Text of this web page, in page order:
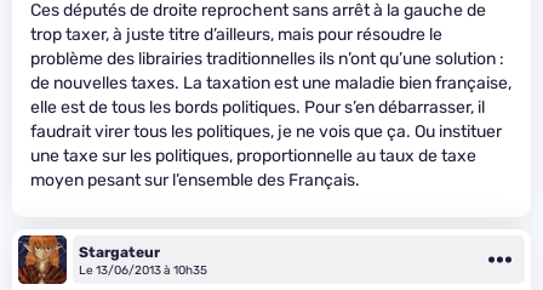
Ces députés de droite reprochent sans arrêt à la gauche de
trop taxer, à juste titre d’ailleurs, mais pour résoudre le
problème des librairies traditionnelles ils n’ont qu’une solution :
de nouvelles taxes. La taxation est une maladie bien française,
elle est de tous les bords politiques. Pour s’en débarrasser, il
faudrait virer tous les politiques, je ne vois que ça. Ou instituer
une taxe sur les politiques, proportionnelle au taux de taxe
moyen pesant sur l’ensemble des Français.
Stargateur
Le 13/06/2013 à 10h35